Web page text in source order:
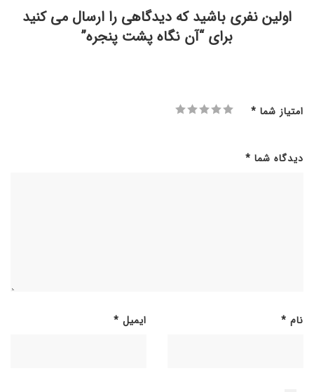
اولین نفری باشید که دیدگاهی را ارسال می کنید
برای “آن نگاه پشت پنجره”
امتیاز شما *
دیدگاه شما *
نام * ایمیل *